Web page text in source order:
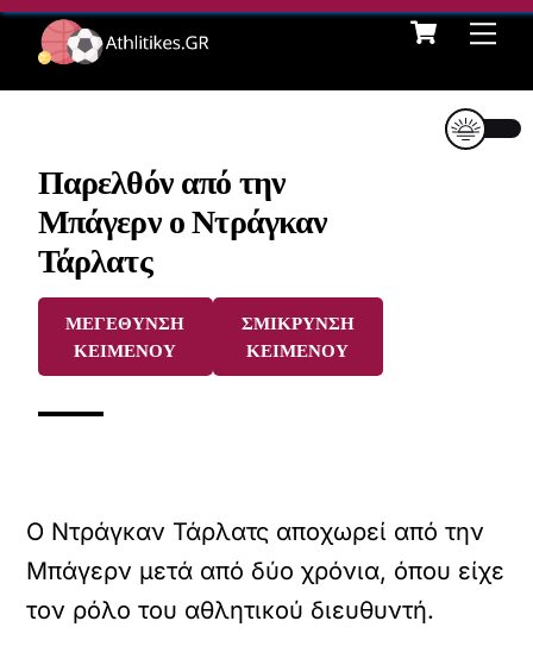
Skip
content
Cart
Παρελθόν από την
Μπάγερν ο Ντράγκαν
Τάρλατς
ΜΕΓΕΘΥΝΣΗ
ΚΕΙΜΕΝΟΥ
ΣΜΙΚΡΥΝΣΗ
ΚΕΙΜΕΝΟΥ
Ο Ντράγκαν Τάρλατς αποχωρεί από την
Μπάγερν μετά από δύο χρόνια, όπου είχε
τον ρόλο του αθλητικού διευθυντή.